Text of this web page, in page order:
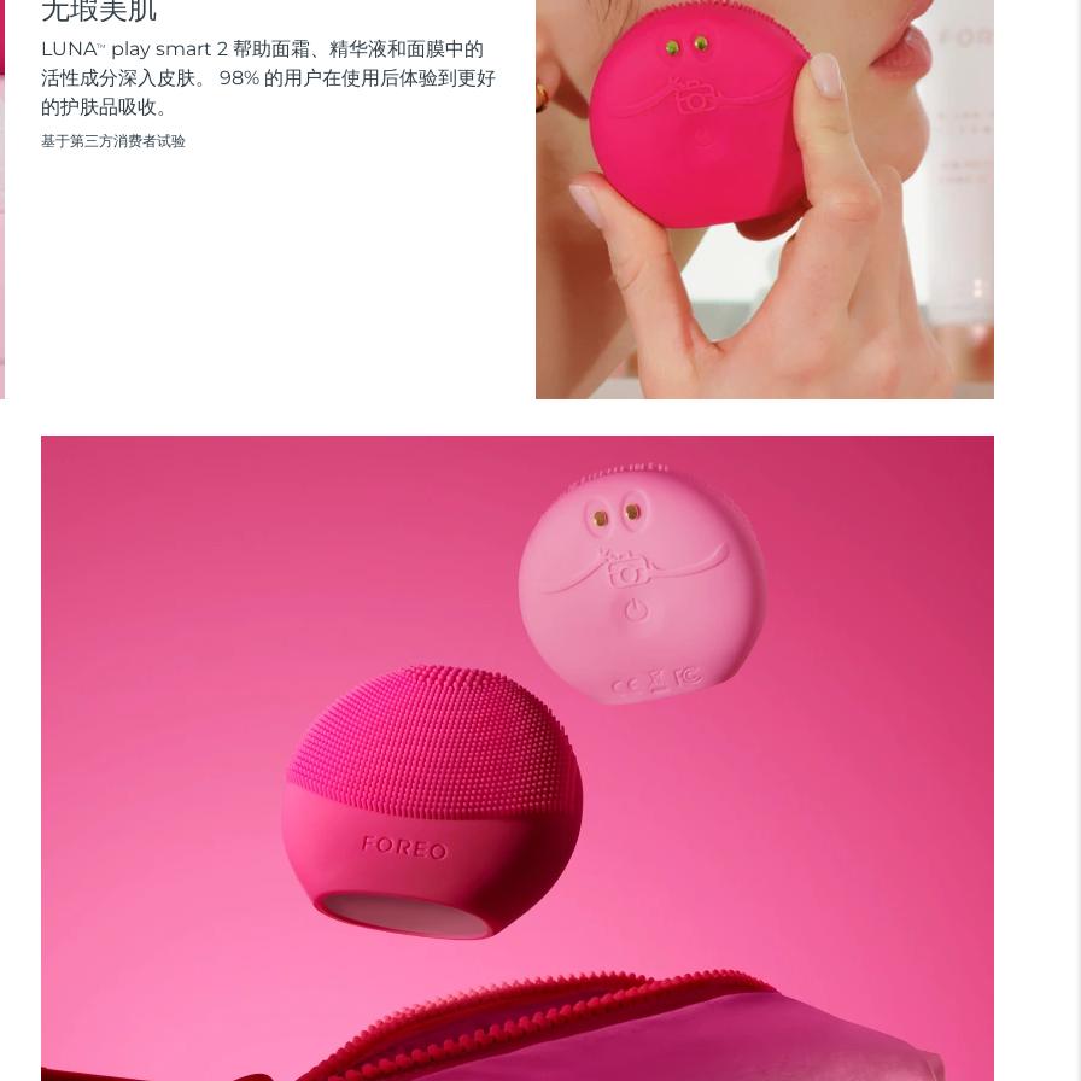
无瑕美肌
LUNATM
play smart 2 帮助面霜、精华液和面膜中的
活性成分深入皮肤。 98% 的用户在使用后体验到更好
的护肤品吸收。
基于第三方消费者试验